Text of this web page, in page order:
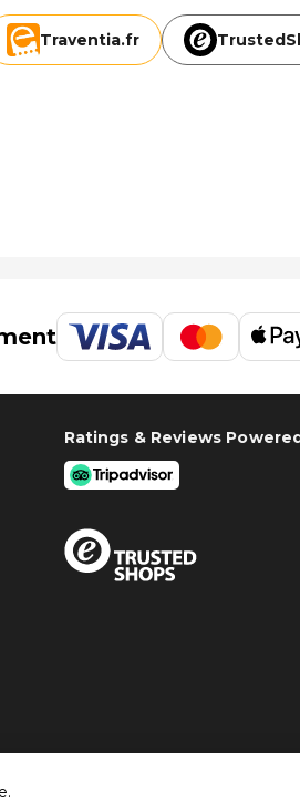
Traventia.fr
Ratings & Reviews